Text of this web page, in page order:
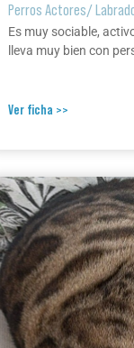
Perros Actores/
Es muy sociable,
lleva muy bien con
Ver ficha >>